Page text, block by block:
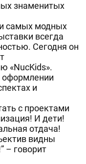
знаменитых
самых модных
всегда
Сегодня он
«NucKids».
оформлении
и
с проектами
И дети!
отдача!
видны
– говорит